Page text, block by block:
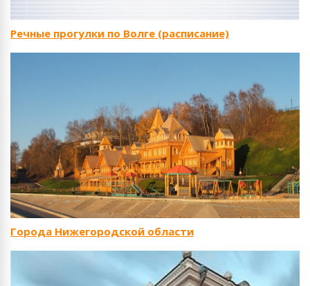
Речные прогулки по Волге (расписание)
Города Нижегородской области